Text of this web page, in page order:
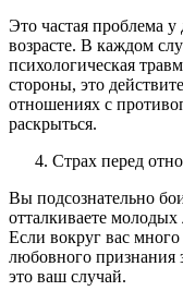
Это частая проблема
возрасте. В каждом
психологическая
стороны, это
отношениях с
раскрыться.
Страх перед
Вы подсознательно
отталкиваете
Если вокруг вас
любовного признания
это ваш случай.